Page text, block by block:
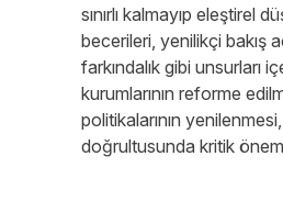
sınırlı kalmayıp eleştirel
becerileri, yenilikçi bakış
farkındalık gibi unsurları
kurumlarının reforme
politikalarının
doğrultusunda kritik